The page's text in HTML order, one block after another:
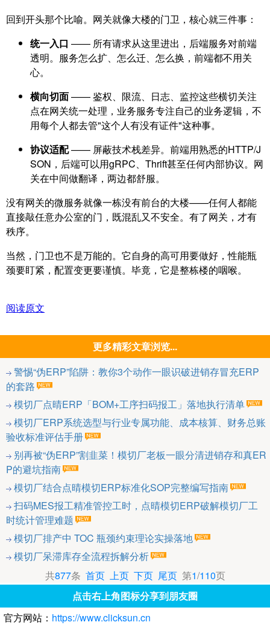
回到开头那个比喻。网关就像大楼的门卫，核心就三件事：
统一入口 —— 所有请求从这里进出，后端服务对前端
透明。服务怎么扩、怎么迁、怎么换，前端都不用关
心。
横向切面—— 鉴权、限流、日志、监控这些横切关注
点在网关统一处理，业务服务专注自己的业务逻辑，不
用每个人都去管"这个人有没有证件"这种事。
协议适配—— 屏蔽技术栈差异。前端用熟悉的HTTP/J
SON，后端可以用gRPC、Thrift甚至任何内部协议。网
关在中间做翻译，两边都舒服。
没有网关的微服务就像一栋没有前台的大楼——任何人都能
直接敲任意办公室的门，既混乱又不安全。有了网关，才有
秩序。
当然，门卫也不是万能的。它自身的高可用要做好，性能瓶
颈要盯紧，配置变更要谨慎。毕竟，它是整栋楼的咽喉。
阅读原文
更多精彩文章浏览...
警惕“伪ERP”陷阱：教你3个动作一眼识破进销存冒充ERP
的套路
模切厂点晴ERP「BOM+工序扫码报工」落地执行清单
模切厂ERP系统选型与行业专属功能、成本核算、财务总账
验收标准评估手册
别再被“伪ERP”割韭菜！模切厂老板一眼分清进销存和真ER
P的避坑指南
模切厂结合点晴模切ERP标准化SOP完整编写指南
扫码MES报工精准管控工时，点晴模切ERP破解模切厂工
时统计管理难题
模切厂排产中 TOC 瓶颈约束理论实操落地
模切厂呆滞库存全流程拆解分析
共877条 首页 上页 下页 尾页第1/110页
点击右上角图标分享到朋友圈
官方网站： https://www.clicksun.cn